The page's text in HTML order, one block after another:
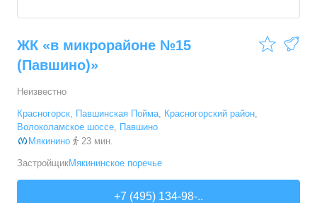
ЖК «в микрорайоне №15
(Павшино)»
Неизвестно
Красногорск, Павшинская Пойма, Красногорский район,
Волоколамское шоссе, Павшино
Мякинино
23 мин.
ЗастройщикМякининское поречье
+7 (495) 134-98-..